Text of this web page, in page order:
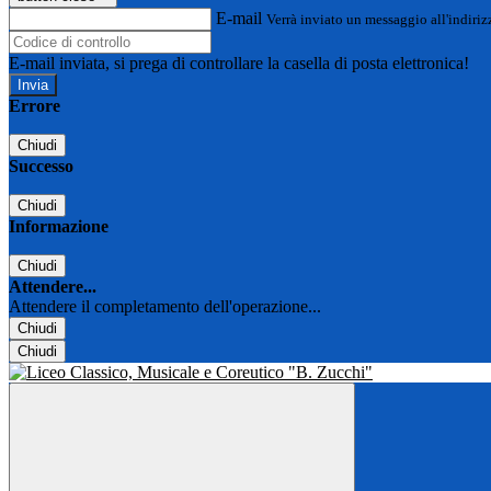
E-mail Verrà inviato un messaggio
E-mail inviata, si prega di controllare la casella di posta elettronica!
Errore
Chiudi
Successo
Chiudi
Informazione
Chiudi
Attendere...
Attendere il completamento dell'operazione...
Chiudi
Chiudi